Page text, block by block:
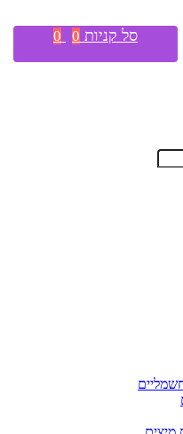
סל קניות 0
0